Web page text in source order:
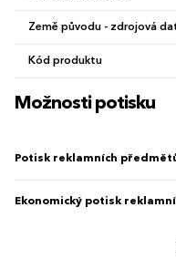
Země původu - zdrojová
Kód produktu
Možnosti potisku
Potisk reklamních
Ekonomický potisk